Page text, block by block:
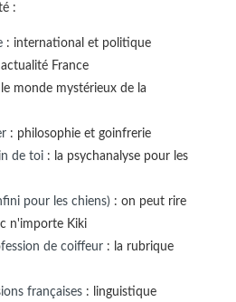
:
: international et politique
France
monde mystérieux de la
: philosophie et goinfrerie
de toi: la psychanalyse pour les
pour les chiens): on peut rire
n'importe Kiki
de coiffeur: la rubrique
françaises: linguistique